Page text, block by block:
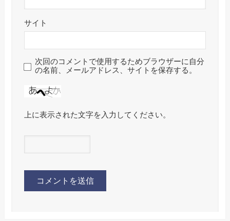
サイト
次回のコメントで使用するためブラウザーに自分
の名前、メールアドレス、サイトを保存する。
上に表示された文字を入力してください。